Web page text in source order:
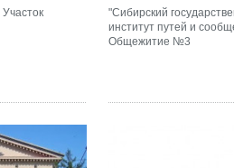
"Сибирский
институт путей и
Общежитие №3